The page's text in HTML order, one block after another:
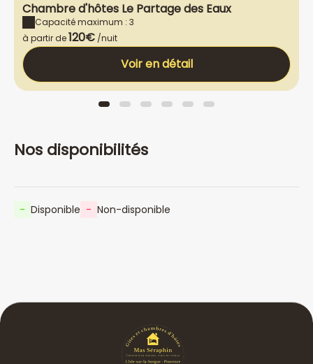
Chambre d'hôtes Le Partage des Eaux
Capacité maximum : 3
à partir de120€ /nuit
Voir en détail
Nos disponibilités
- Disponible - Non-disponible